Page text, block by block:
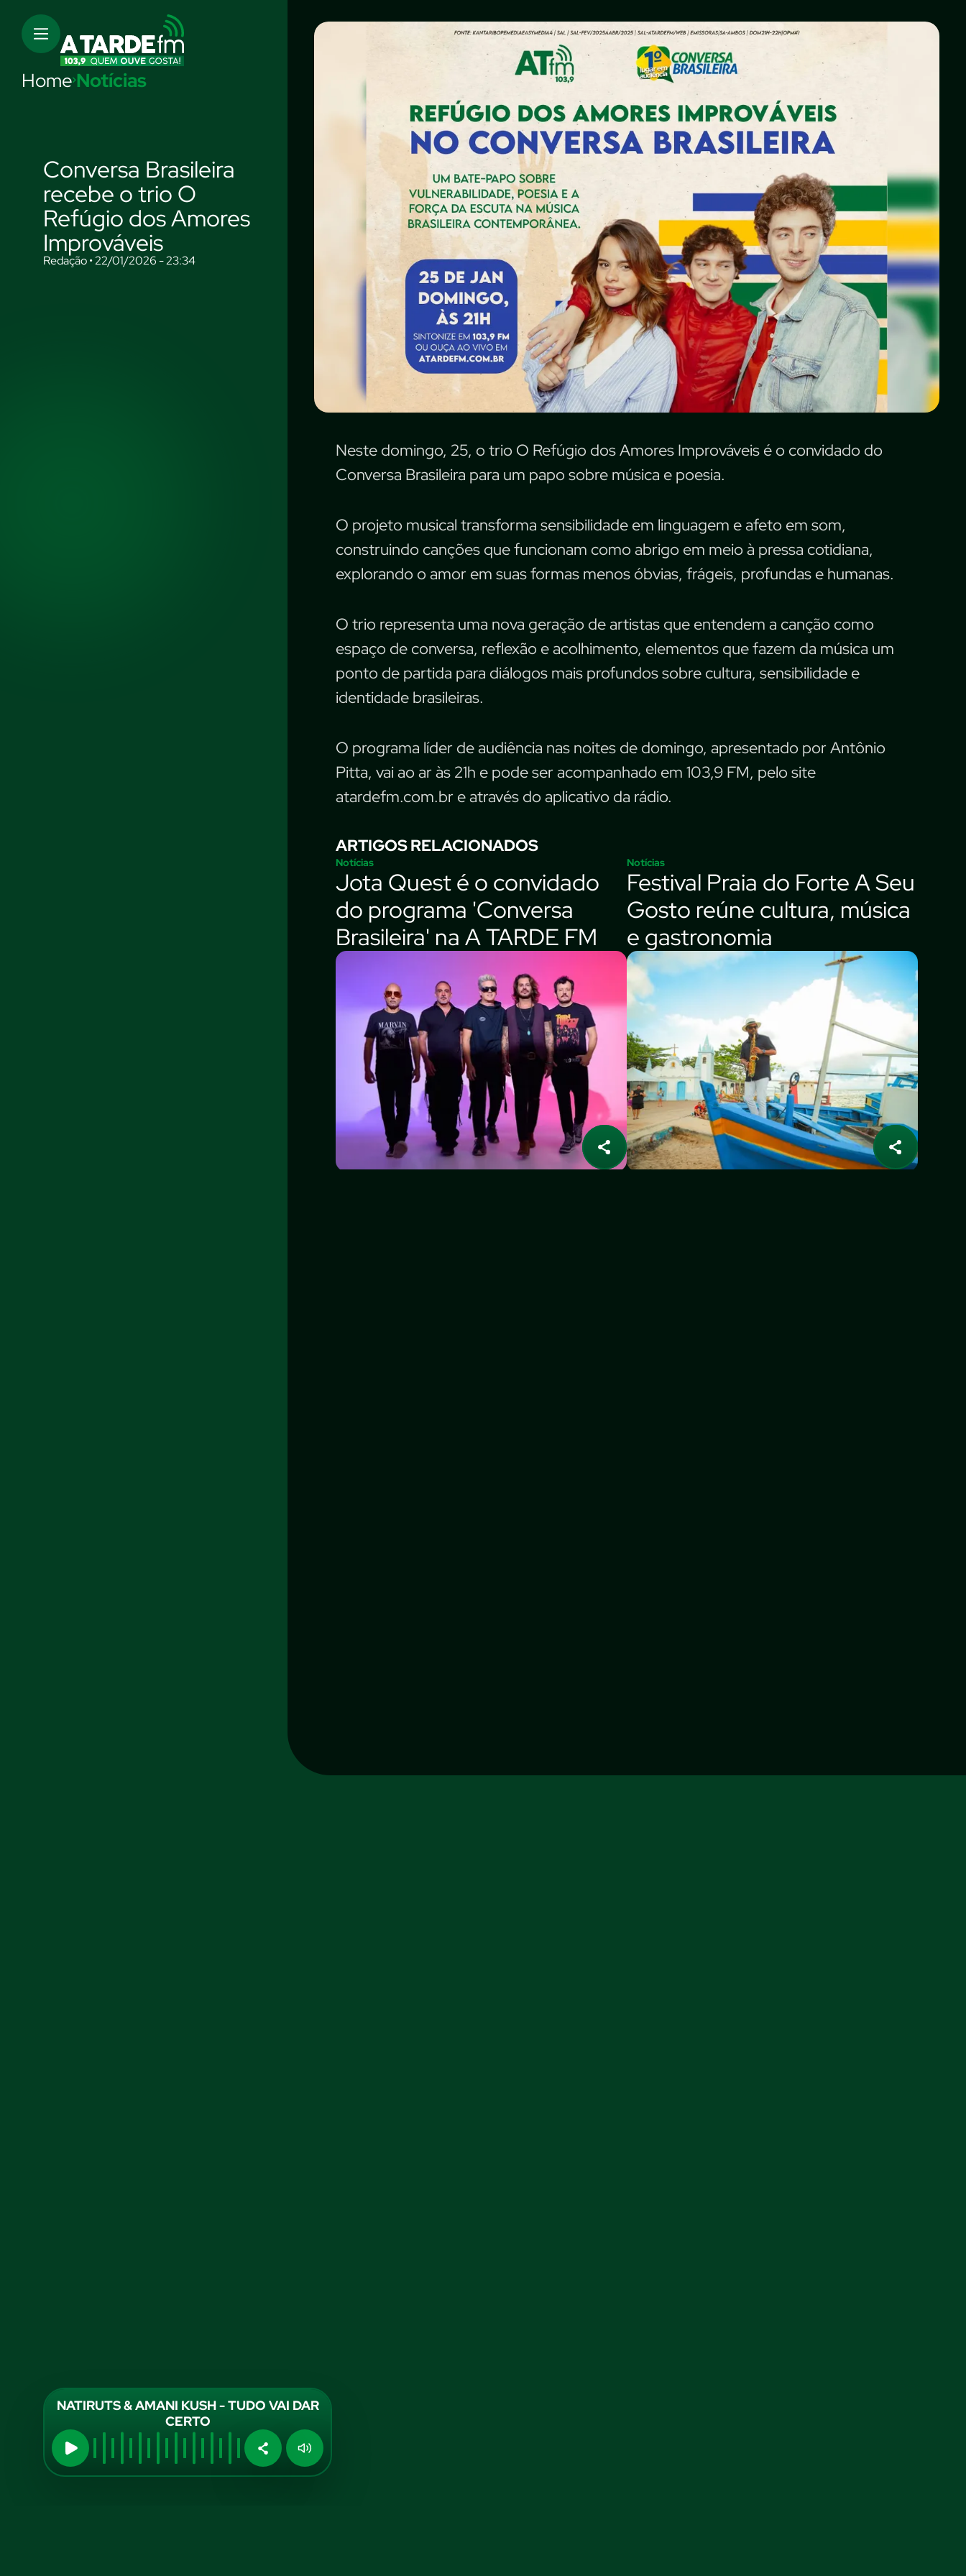
NATIRUTS & AMANI KUSH - TUDO VAI DAR
CERTO
Home Notícias
Conversa Brasileira
recebe o trio O
Refúgio dos Amores
Improváveis
Redação • 22/01/2026 - 23:34
Neste domingo, 25, o trio O Refúgio dos Amores Improváveis é o convidado do
Conversa Brasileira para um papo sobre música e poesia.
O projeto musical transforma sensibilidade em linguagem e afeto em som,
construindo canções que funcionam como abrigo em meio à pressa cotidiana,
explorando o amor em suas formas menos óbvias, frágeis, profundas e humanas.
O trio representa uma nova geração de artistas que entendem a canção como
espaço de conversa, reflexão e acolhimento, elementos que fazem da música um
ponto de partida para diálogos mais profundos sobre cultura, sensibilidade e
identidade brasileiras.
O programa líder de audiência nas noites de domingo, apresentado por Antônio
Pitta, vai ao ar às 21h e pode ser acompanhado em 103,9 FM, pelo site
atardefm.com.br e através do aplicativo da rádio.
ARTIGOS RELACIONADOS
Notícias
Jota Quest é o convidado
do programa 'Conversa
Brasileira' na A TARDE FM
Notícias
Festival Praia do Forte A Seu
Gosto reúne cultura, música
e gastronomia